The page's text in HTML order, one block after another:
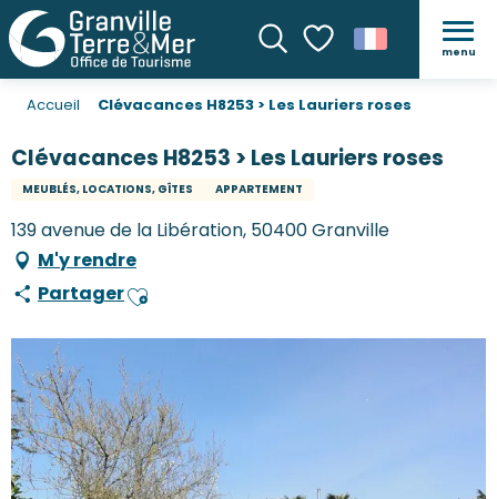
Recherche
Voir les favoris
menu
Accueil Clévacances H8253 > Les Lauriers roses
Clévacances H8253 > Les Lauriers roses
MEUBLÉS, LOCATIONS, GÎTES APPARTEMENT
139 avenue de la Libération, 50400 Granville
M'y rendre
PartagerAjouter aux favoris